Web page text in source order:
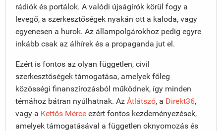
rádiók és portálok. A valódi újságírók körül fogy a
levegő, a szerkesztőségek nyakán ott a kaloda, vagy
egyenesen a hurok. Az állampolgárokhoz pedig egyre
inkább csak az álhírek és a propaganda jut el.
Ezért is fontos az olyan független, civil
szerkesztőségek támogatása, amelyek főleg
közösségi finanszírozásból működnek, így minden
témához bátran nyúlhatnak. Az Átlátszó, a Direkt36,
vagy a Kettős Mérce ezért fontos kezdeményezések,
amelyek támogatásával a független oknyomozás és